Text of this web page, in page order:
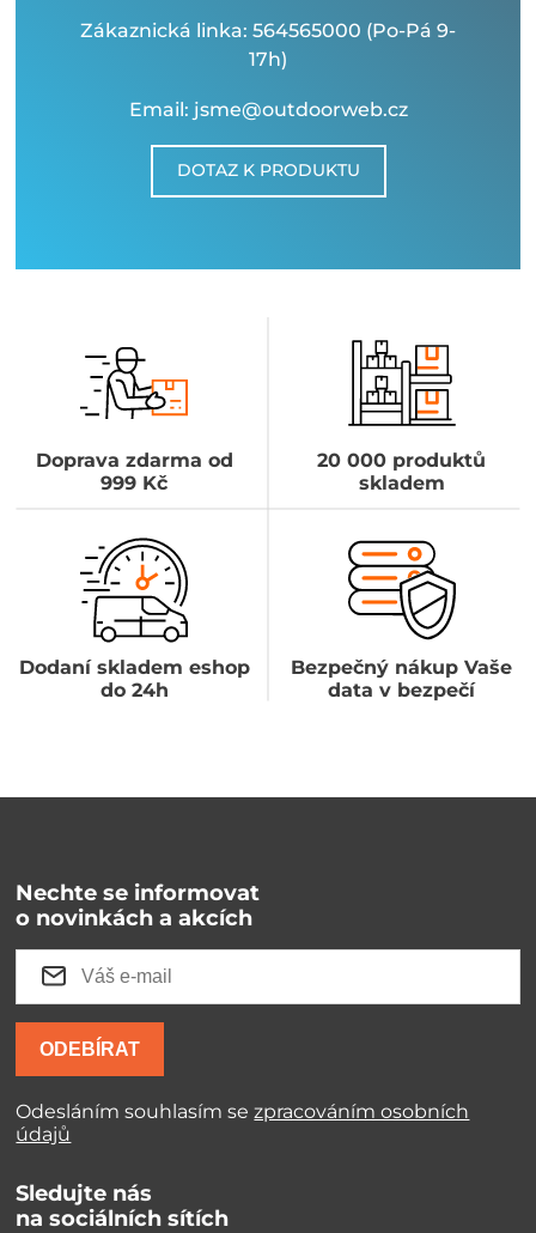
Zákaznická linka: 564565000 (Po-Pá 9-
17h)
Email: jsme@outdoorweb.cz
DOTAZ K PRODUKTU
Doprava zdarma od
999 Kč
20 000 produktů
skladem
Dodaní skladem eshop
do 24h
Bezpečný nákup Vaše
data v bezpečí
Nechte se informovat
o novinkách a akcích
ODEBÍRAT
Odesláním souhlasím sezpracováním osobních
údajů
Sledujte nás
na sociálních sítích